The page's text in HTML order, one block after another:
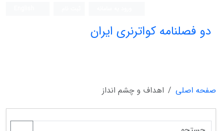
دو فصلنامه کواترنری ایران
صفحه اصلی اهداف و چشم انداز